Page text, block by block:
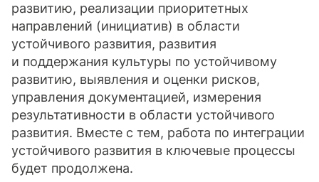
развитию, реализации приоритетных
направлений (инициатив) в области
устойчивого развития, развития
и поддержания культуры по устойчивому
развитию, выявления и оценки рисков,
управления документацией, измерения
результативности в области устойчивого
развития. Вместе с тем, работа по интеграции
устойчивого развития в ключевые процессы
будет продолжена.